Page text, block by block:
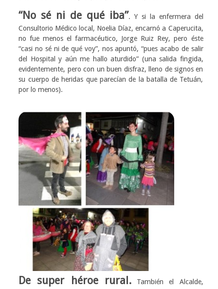
“No sé ni de qué iba”. Y si la enfermera del
Consultorio Médico local, Noelia Díaz, encarnó a Caperucita,
no fue menos el farmacéutico, Jorge Ruiz Rey, pero éste
“casi no sé ni de qué voy”, nos apuntó, “pues acabo de salir
del Hospital y aún me hallo aturdido” (una salida fingida,
evidentemente, pero con un buen disfraz, lleno de signos en
su cuerpo de heridas que parecían de la batalla de Tetuán,
por lo menos).
De super héroe rural.También el Alcalde,